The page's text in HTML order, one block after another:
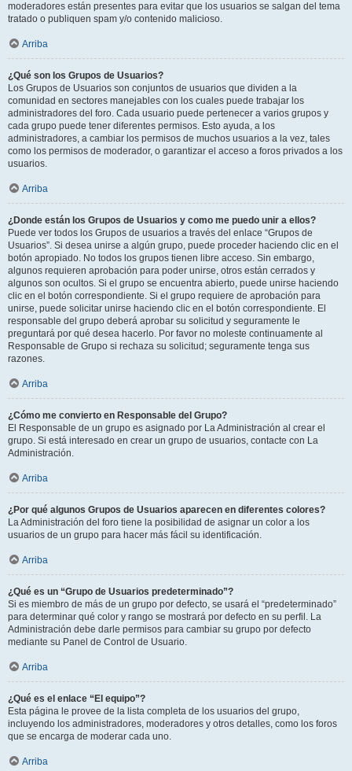
moderadores están presentes para evitar que los usuarios se salgan del tema
tratado o publiquen spam y/o contenido malicioso.
Arriba
¿Qué son los Grupos de Usuarios?
Los Grupos de Usuarios son conjuntos de usuarios que dividen a la
comunidad en sectores manejables con los cuales puede trabajar los
administradores del foro. Cada usuario puede pertenecer a varios grupos y
cada grupo puede tener diferentes permisos. Esto ayuda, a los
administradores, a cambiar los permisos de muchos usuarios a la vez, tales
como los permisos de moderador, o garantizar el acceso a foros privados a los
usuarios.
Arriba
¿Donde están los Grupos de Usuarios y como me puedo unir a ellos?
Puede ver todos los Grupos de usuarios a través del enlace “Grupos de
Usuarios”. Si desea unirse a algún grupo, puede proceder haciendo clic en el
botón apropiado. No todos los grupos tienen libre acceso. Sin embargo,
algunos requieren aprobación para poder unirse, otros están cerrados y
algunos son ocultos. Si el grupo se encuentra abierto, puede unirse haciendo
clic en el botón correspondiente. Si el grupo requiere de aprobación para
unirse, puede solicitar unirse haciendo clic en el botón correspondiente. El
responsable del grupo deberá aprobar su solicitud y seguramente le
preguntará por qué desea hacerlo. Por favor no moleste continuamente al
Responsable de Grupo si rechaza su solicitud; seguramente tenga sus
razones.
Arriba
¿Cómo me convierto en Responsable del Grupo?
El Responsable de un grupo es asignado por La Administración al crear el
grupo. Si está interesado en crear un grupo de usuarios, contacte con La
Administración.
Arriba
¿Por qué algunos Grupos de Usuarios aparecen en diferentes colores?
La Administración del foro tiene la posibilidad de asignar un color a los
usuarios de un grupo para hacer más fácil su identificación.
Arriba
¿Qué es un “Grupo de Usuarios predeterminado”?
Si es miembro de más de un grupo por defecto, se usará el “predeterminado”
para determinar qué color y rango se mostrará por defecto en su perfil. La
Administración debe darle permisos para cambiar su grupo por defecto
mediante su Panel de Control de Usuario.
Arriba
¿Qué es el enlace “El equipo”?
Esta página le provee de la lista completa de los usuarios del grupo,
incluyendo los administradores, moderadores y otros detalles, como los foros
que se encarga de moderar cada uno.
Arriba